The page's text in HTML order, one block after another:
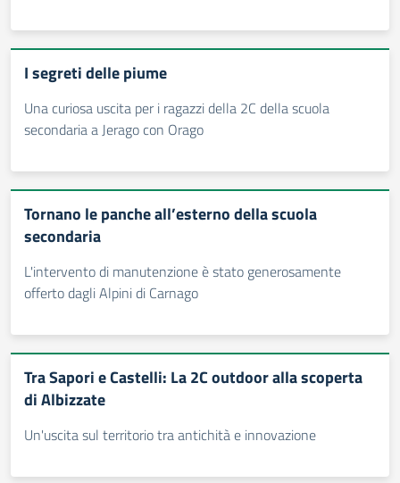
I segreti delle piume
Una curiosa uscita per i ragazzi della 2C della scuola
secondaria a Jerago con Orago
Tornano le panche all’esterno della scuola
secondaria
L'intervento di manutenzione è stato generosamente
offerto dagli Alpini di Carnago
Tra Sapori e Castelli: La 2C outdoor alla scoperta
di Albizzate
Un'uscita sul territorio tra antichità e innovazione